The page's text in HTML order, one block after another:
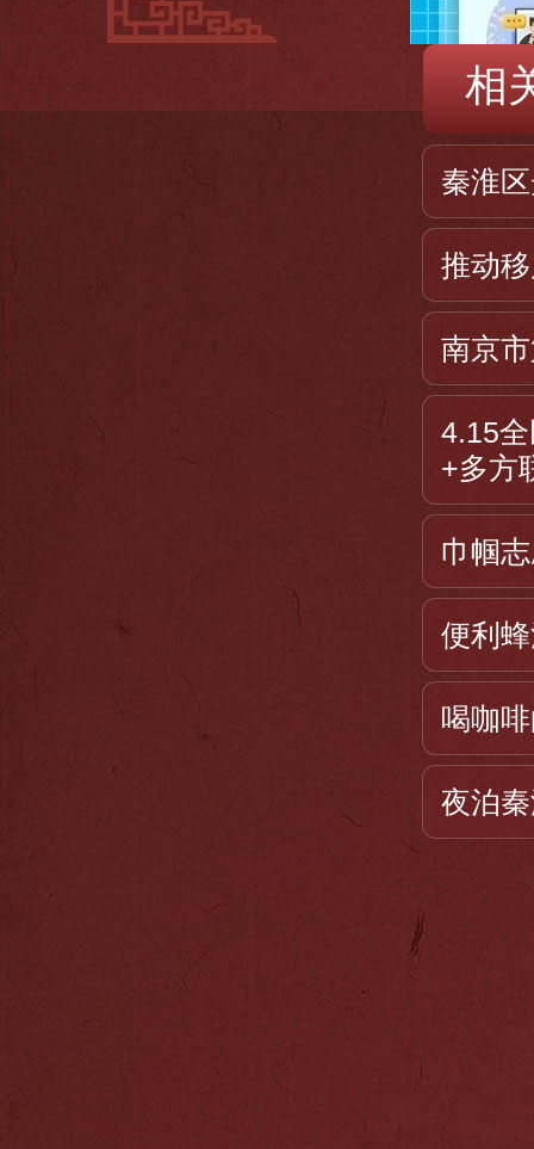
相
秦淮
推动
南京
4.15
+多方
巾帼
便利
喝咖
夜泊